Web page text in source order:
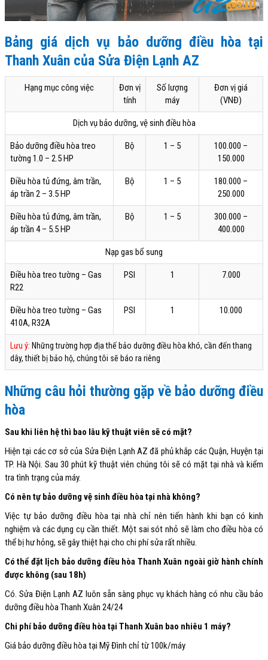
Bảng giá dịch vụ bảo dưỡng điều hòa tại
Thanh Xuân của Sửa Điện Lạnh AZ
Hạng mục công việc
Đơn vị
tính
Số lượng
máy
Đơn vị giá
(VNĐ)
Dịch vụ bảo dưỡng, vệ sinh điều hòa
Bảo dưỡng điều hòa treo
tường 1.0 – 2.5 HP
Bộ 1 – 5
100.000 –
150.000
Điều hòa tủ đứng, âm trần,
áp trần 2 – 3.5 HP
Bộ 1 – 5
180.000 –
250.000
Điều hòa tủ đứng, âm trần,
áp trần 4 – 5.5 HP
Bộ 1 – 5
300.000 –
400.000
Nạp gas bổ sung
Điều hòa treo tường – Gas
R22
PSI 1 7.000
Điều hòa treo tường – Gas
410A, R32A
PSI 1 10.000
Lưu ý: Những trường hợp địa thế bảo dưỡng điều hòa khó, cần đến thang
dây, thiết bị bảo hộ, chúng tôi sẽ báo ra riêng
Những câu hỏi thường gặp về bảo dưỡng điều
hòa
Sau khi liên hệ thì bao lâu kỹ thuật viên sẽ có mặt?
Hiện tại các cơ sở của Sửa Điện Lạnh AZ đã phủ khắp các Quận, Huyện tại
TP. Hà Nội. Sau 30 phút kỹ thuật viên chúng tôi sẽ có mặt tại nhà và kiểm
tra tình trạng của máy.
Có nên tự bảo dưỡng vệ sinh điều hòa tại nhà không?
Việc tự bảo dưỡng điều hòa tại nhà chỉ nên tiến hành khi bạn có kinh
nghiệm và các dụng cụ cần thiết. Một sai sót nhỏ sẽ làm cho điều hòa có
thể bị hư hỏng, sẽ gây thiệt hại cho chi phí sửa rất nhiều.
Có thể đặt lịch bảo dưỡng điều hòa Thanh Xuân ngoài giờ hành chính
được không (sau 18h)
Có. Sửa Điện Lạnh AZ luôn sẵn sàng phục vụ khách hàng có nhu cầu bảo
dưỡng điều hòa Thanh Xuân 24/24
Chi phí bảo dưỡng điều hòa tại Thanh Xuân bao nhiêu 1 máy?
Giá bảo dưỡng điều hòa tại Mỹ Đình chỉ từ 100k/máy